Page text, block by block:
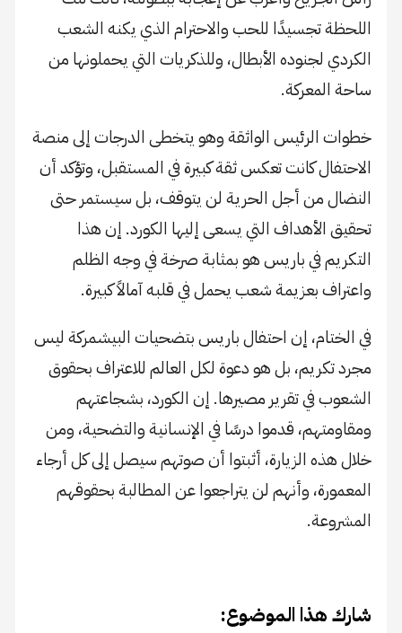
اللحظة تجسيدًا للحب والاحترام الذي يكنه الشعب
الكردي لجنوده الأبطال، وللذكريات التي يحملونها من
ساحة المعركة.
خطوات الرئيس الواثقة وهو يتخطى الدرجات إلى منصة
الاحتفال كانت تعكس ثقة كبيرة في المستقبل، وتؤكد أن
النضال من أجل الحرية لن يتوقف، بل سيستمر حتى
تحقيق الأهداف التي يسعى إليها الكورد. إن هذا
التكريم في باريس هو بمثابة صرخة في وجه الظلم
واعتراف بعزيمة شعب يحمل في قلبه آمالاً كبيرة.
في الختام، إن احتفال باريس بتضحيات البيشمركة ليس
مجرد تكريم، بل هو دعوة لكل العالم للاعتراف بحقوق
الشعوب في تقرير مصيرها. إن الكورد، بشجاعتهم
ومقاومتهم، قدموا درسًا في الإنسانية والتضحية، ومن
خلال هذه الزيارة، أثبتوا أن صوتهم سيصل إلى كل أرجاء
المعمورة، وأنهم لن يتراجعوا عن المطالبة بحقوقهم
المشروعة.
شارك هذا الموضوع: